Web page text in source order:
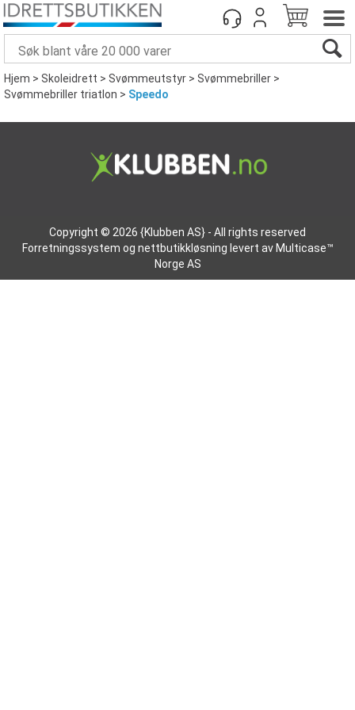
Hjem>Skoleidrett>Svømmeutstyr>Svømmebriller>
Svømmebriller triatlon>Speedo
Copyright © 2026 {Klubben AS} - All rights reserved
Forretningssystem og nettbutikkløsning levert avMulticase™
Norge AS